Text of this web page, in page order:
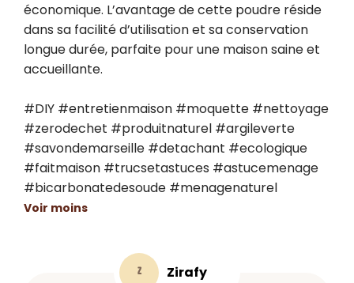
économique. L’avantage de cette poudre réside
dans sa facilité d’utilisation et sa conservation
longue durée, parfaite pour une maison saine et
accueillante.
#DIY #entretienmaison #moquette #nettoyage
#zerodechet #produitnaturel #argileverte
#savondemarseille #detachant #ecologique
#faitmaison #trucsetastuces #astucemenage
#bicarbonatedesoude #menagenaturel
Voir moins
Z Zirafy